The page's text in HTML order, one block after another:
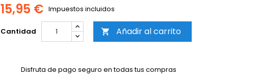
15,95 € Impuestos incluidos
Cantidad  Añadir al carrito
Disfruta de pago seguro en todas tus compras